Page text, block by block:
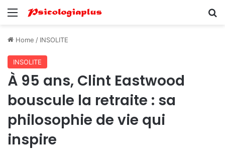
Menu
Home / INSOLITE
INSOLITE
À 95 ans, Clint Eastwood
bouscule la retraite : sa
philosophie de vie qui
inspire